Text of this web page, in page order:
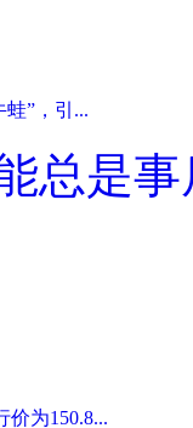
”，引...
总是事
为150.8...